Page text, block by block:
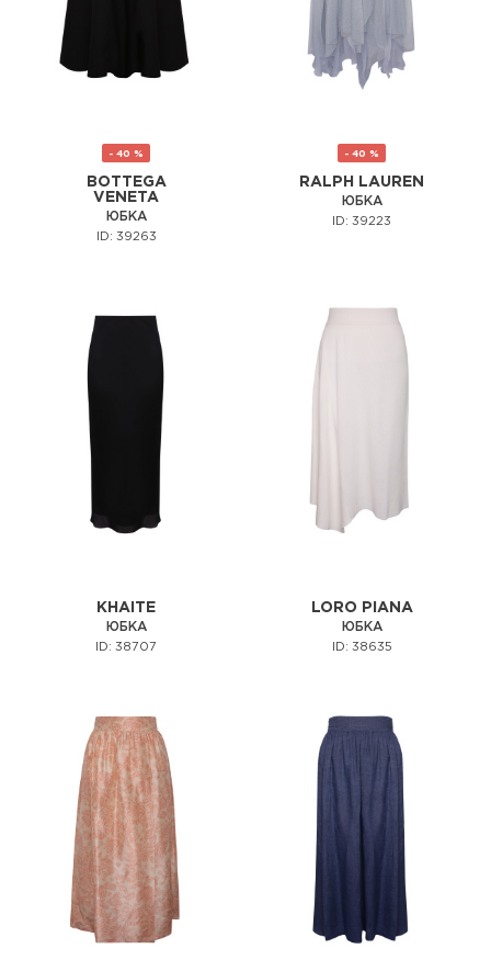
- 40 %
BOTTEGA
VENETA
ЮБКА
ID: 39263
- 40 %
RALPH LAUREN
ЮБКА
ID: 39223
KHAITE
ЮБКА
ID: 38707
LORO PIANA
ЮБКА
ID: 38635